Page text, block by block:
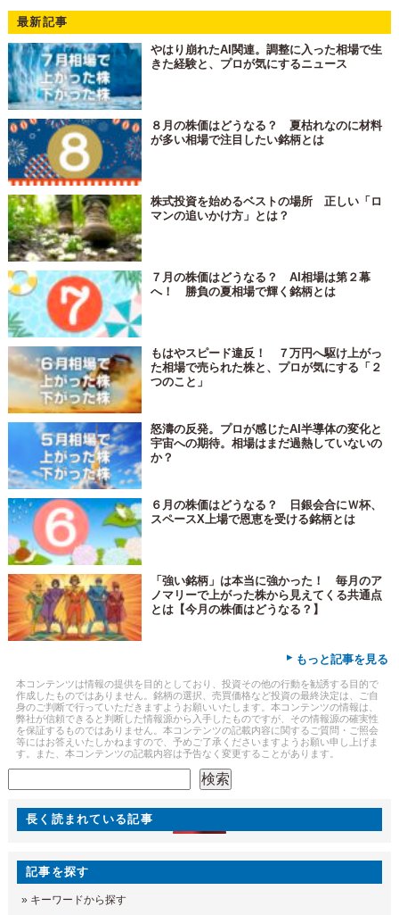
最新記事
やはり崩れたAI関連。調整に入った相場で生
きた経験と、プロが気にするニュース
８月の株価はどうなる？ 夏枯れなのに材料
が多い相場で注目したい銘柄とは
株式投資を始めるベストの場所 正しい「ロ
マンの追いかけ方」とは？
７月の株価はどうなる？ AI相場は第２幕
へ！ 勝負の夏相場で輝く銘柄とは
もはやスピード違反！ ７万円へ駆け上がっ
た相場で売られた株と、プロが気にする「２
つのこと」
怒濤の反発。プロが感じたAI半導体の変化と
宇宙への期待。相場はまだ過熱していないの
か？
６月の株価はどうなる？ 日銀会合にＷ杯、
スペースX上場で恩恵を受ける銘柄とは
「強い銘柄」は本当に強かった！ 毎月のア
ノマリーで上がった株から見えてくる共通点
とは【今月の株価はどうなる？】
▸ もっと記事を見る
本コンテンツは情報の提供を目的としており、投資その他の行動を勧誘する目的で
作成したものではありません。銘柄の選択、売買価格など投資の最終決定は、ご自
身のご判断で行っていただきますようお願いいたします。本コンテンツの情報は、
弊社が信頼できると判断した情報源から入手したものですが、その情報源の確実性
を保証するものではありません。本コンテンツの記載内容に関するご質問・ご照会
等にはお答えいたしかねますので、予めご了承くださいますようお願い申し上げま
す。また、本コンテンツの記載内容は予告なく変更することがあります。
検索
長く読まれている記事
記事を探す
» キーワードから探す